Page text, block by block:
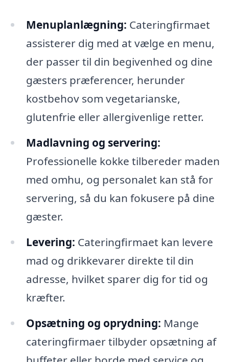
Menuplanlægning: Cateringfirmaet
assisterer dig med at vælge en menu,
der passer til din begivenhed og dine
gæsters præferencer, herunder
kostbehov som vegetarianske,
glutenfrie eller allergivenlige retter.
Madlavning og servering:
Professionelle kokke tilbereder maden
med omhu, og personalet kan stå for
servering, så du kan fokusere på dine
gæster.
Levering: Cateringfirmaet kan levere
mad og drikkevarer direkte til din
adresse, hvilket sparer dig for tid og
kræfter.
Opsætning og oprydning: Mange
cateringfirmaer tilbyder opsætning af